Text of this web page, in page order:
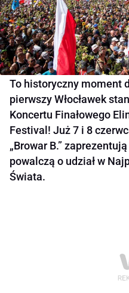
To historyczny moment
pierwszy Włocławek
Koncertu Finałowego
Festival! Już 7 i 8
„Browar B.”
powalczą o udział w
Świata.